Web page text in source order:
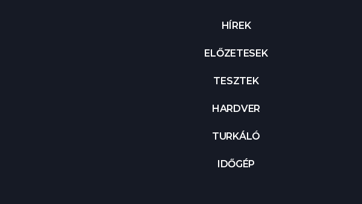
HÍREK
ELŐZETESEK
TESZTEK
HARDVER
TURKÁLÓ
IDŐGÉP